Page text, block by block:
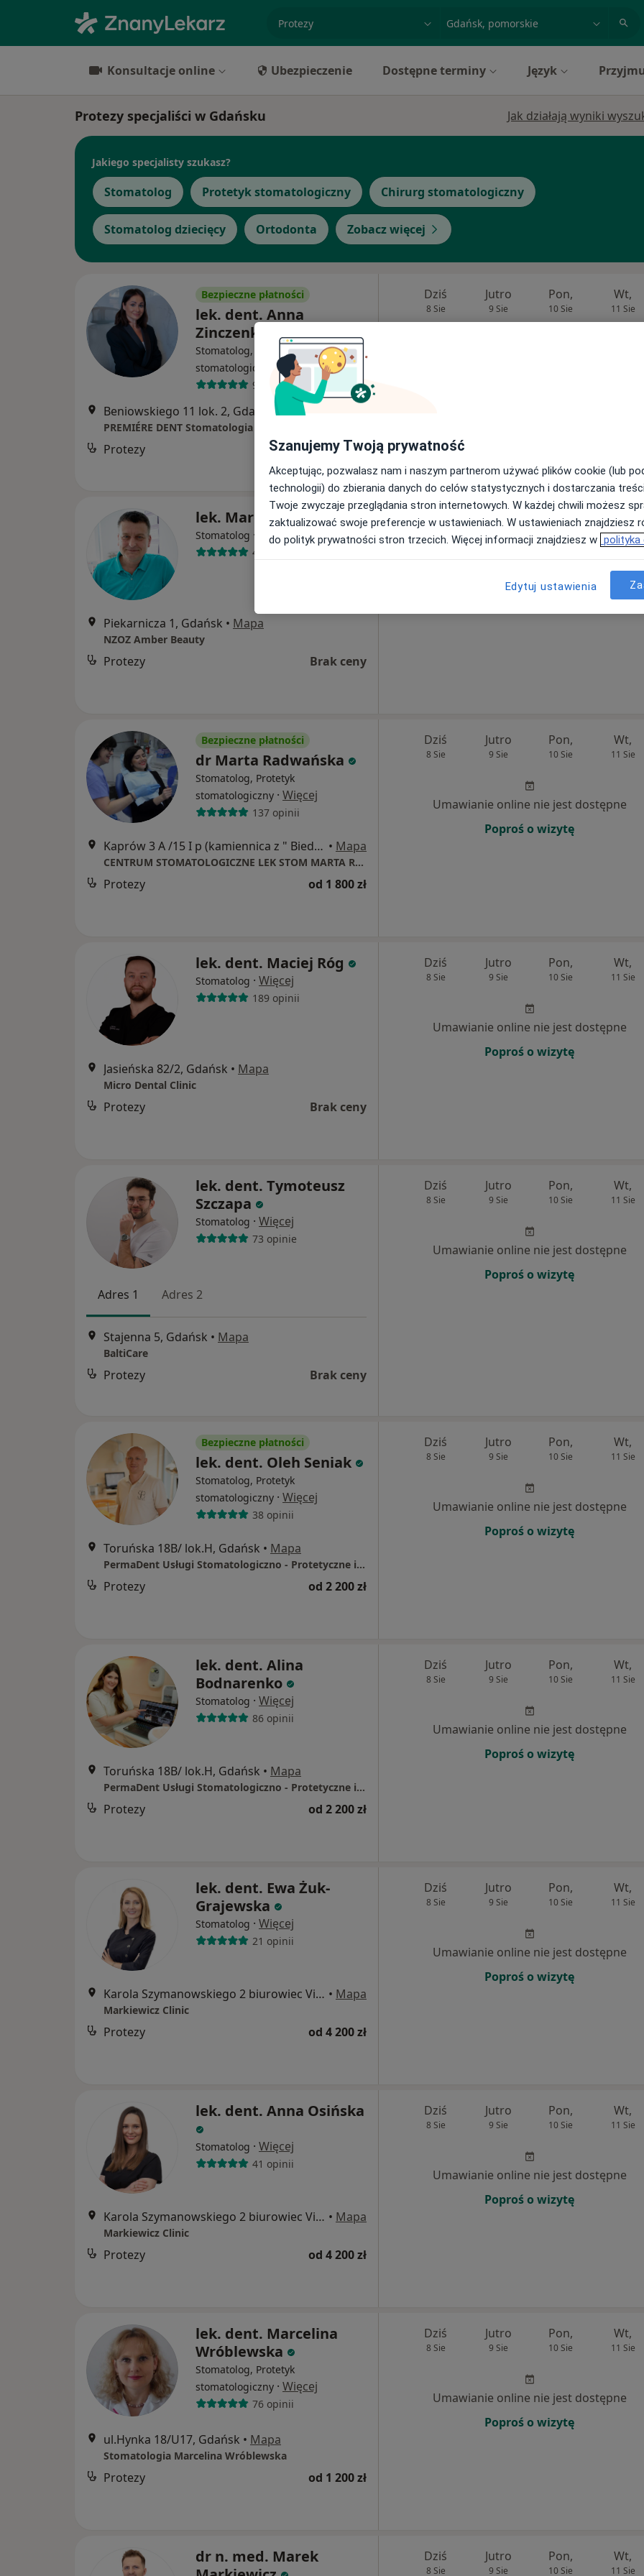
specjalizacja, badanie lub nazwiskomiasto lub dzielnica
Konsultacje online Ubezpieczenie Dostępne terminy Język
Protezy specjaliści w Gdańsku Jak działają wyniki
Jakiego specjalisty szukasz?
Stomatolog Protetyk stomatologiczny Chirurg stomatologiczny
Stomatolog dziecięcy Ortodonta Zobacz więcej
Bezpieczne płatności
lek. dent. Anna
Zinczenko-Lebiedź
Stomatolog, Protetyk
stomatologiczny
· Więcej
91 opinii
Beniowskiego 11 lok. 2, Gdańsk Mapa
PREMIÉRE DENT Stomatologia Mikroskopowa
Protezy 2 500 zł
Dziś
8 Sie
Jutro
9 Sie
Pon,
10 Sie
Wt,
11 Sie
lek. Marek Kawecki
Stomatolog · Więcej
466 opinii
Piekarnicza 1, Gdańsk • Mapa
NZOZ Amber Beauty
Protezy Brak ceny
Dziś Jutro Pon, Wt,
11 Sie
Umawianie online nie jest dostępne
Bezpieczne płatności
dr Marta Radwańska
Stomatolog, Protetyk
stomatologiczny · Więcej
137 opinii
Kaprów 3 A /15 I p (kamiennica z " Biedronką"), Gdańsk • Mapa
CENTRUM STOMATOLOGICZNE LEK STOM MARTA RADWAŃSKA
Protezy od 1 800 zł
Dziś
8 Sie
Jutro
9 Sie
Pon,
10 Sie
Wt,
11 Sie
Umawianie online nie jest dostępne
Poproś o wizytę
lek. dent. Maciej Róg
Stomatolog · Więcej
189 opinii
Jasieńska 82/2, Gdańsk • Mapa
Micro Dental Clinic
Protezy Brak ceny
Dziś
8 Sie
Jutro
9 Sie
Pon,
10 Sie
Wt,
11 Sie
Umawianie online nie jest dostępne
Poproś o wizytę
lek. dent. Tymoteusz
Szczapa
Stomatolog · Więcej
73 opinie
Adres 1 Adres 2
Stajenna 5, Gdańsk • Mapa
BaltiCare
Protezy Brak ceny
Dziś
8 Sie
Jutro
9 Sie
Pon,
10 Sie
Wt,
11 Sie
Umawianie online nie jest dostępne
Poproś o wizytę
Bezpieczne płatności
lek. dent. Oleh Seniak
Stomatolog, Protetyk
stomatologiczny · Więcej
38 opinii
Toruńska 18B/ lok.H, Gdańsk • Mapa
PermaDent Usługi Stomatologiczno - Protetyczne i Implantologiczne
Protezy od 2 200 zł
Dziś
8 Sie
Jutro
9 Sie
Pon,
10 Sie
Wt,
11 Sie
Umawianie online nie jest dostępne
Poproś o wizytę
lek. dent. Alina
Bodnarenko
Stomatolog · Więcej
86 opinii
Toruńska 18B/ lok.H, Gdańsk • Mapa
PermaDent Usługi Stomatologiczno - Protetyczne i Implantologiczne
Protezy od 2 200 zł
Dziś
8 Sie
Jutro
9 Sie
Pon,
10 Sie
Wt,
11 Sie
Umawianie online nie jest dostępne
Poproś o wizytę
lek. dent. Ewa Żuk-
Grajewska
Stomatolog · Więcej
21 opinii
Karola Szymanowskiego 2 biurowiec Vigo - parter, Gdańsk • Mapa
Markiewicz Clinic
Protezy od 4 200 zł
Dziś
8 Sie
Jutro
9 Sie
Pon,
10 Sie
Wt,
11 Sie
Umawianie online nie jest dostępne
Poproś o wizytę
lek. dent. Anna Osińska
Stomatolog · Więcej
41 opinii
Karola Szymanowskiego 2 biurowiec Vigo - parter, Gdańsk • Mapa
Markiewicz Clinic
Protezy od 4 200 zł
Dziś
8 Sie
Jutro
9 Sie
Pon,
10 Sie
Wt,
11 Sie
Umawianie online nie jest dostępne
Poproś o wizytę
lek. dent. Marcelina
Wróblewska
Stomatolog, Protetyk
stomatologiczny · Więcej
76 opinii
ul.Hynka 18/U17, Gdańsk • Mapa
Stomatologia Marcelina Wróblewska
Protezy od 1 200 zł
Dziś
8 Sie
Jutro
9 Sie
Pon,
10 Sie
Wt,
11 Sie
Umawianie online nie jest dostępne
Poproś o wizytę
dr n. med. Marek
Dziś
8 Sie
Jutro
9 Sie
Pon,
10 Sie
Wt,
11 Sie
Szanujemy Twoją prywatność
Akceptując, pozwalasz nam i naszym partnerom używać plików cookie (lub
technologii) do zbierania danych do celów statystycznych i dostarczania
Twoje zwyczaje przeglądania stron internetowych. W każdej chwili możesz
zaktualizować swoje preferencje w ustawieniach. W ustawieniach znajdziesz
do polityk prywatności stron trzecich. Więcej informacji znajdziesz w polityka
Edytuj ustawienia